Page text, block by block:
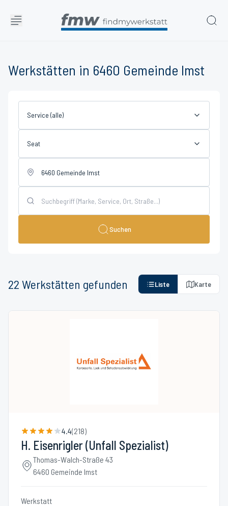
Werkstätten in 6460 Gemeinde Imst
Service (alle)
Seat
Suchen
22 Werkstätten gefunden Liste Karte
4.4(218)
H. Eisenrigler (Unfall Spezialist)
Thomas-Walch-Straße 43
6460 Gemeinde Imst
Werkstatt